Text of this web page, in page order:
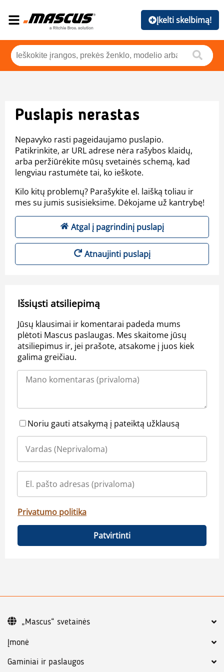
Įkelti skelbimą!
Puslapis nerastas
Nepavyko rasti pageidaujamo puslapio.
Patikrinkite, ar URL adrese nėra rašybos klaidų,
arba peržiūrėkite mūsų svetainės schemą, kad
lengviau rastumėte tai, ko ieškote.
Kilo kitų problemų? Parašykite el. laišką toliau ir
mes su jumis susisieksime. Dėkojame už kantrybę!
Atgal į pagrindinį puslapį
Atnaujinti puslapį
Išsiųsti atsiliepimą
Jūsų klausimai ir komentarai padeda mums
plėtoti Mascus paslaugas. Mes skaitome jūsų
atsiliepimus ir, jei prašote, atsakome į juos kiek
galima greičiau.
Noriu gauti atsakymą į pateiktą užklausą
Privatumo politika
Patvirtinti
Įmonė
Gaminiai ir paslaugos
„Mascus“ svetainės